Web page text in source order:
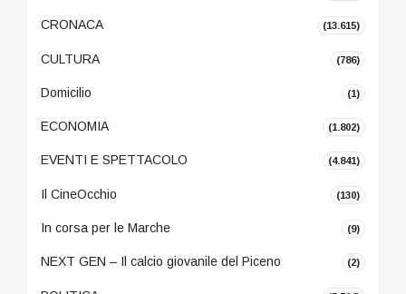
CRONACA (13.615)
CULTURA (786)
Domicilio (1)
ECONOMIA (1.802)
EVENTI E SPETTACOLO (4.841)
Il CineOcchio (130)
In corsa per le Marche (9)
NEXT GEN – Il calcio giovanile del Piceno (2)